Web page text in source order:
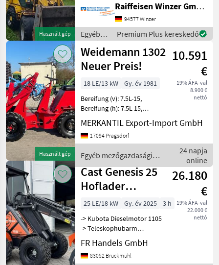
Használt gép
Reifen hinten ca. 30% Lader
ist reparaturbedürftig.
Beleuchtung,
Raiffeisen Winzer GmbH Kies und Landtechnik
94577 Winzer
Egyéb
mezőgazdasági
erőgépek
/ Wacker
Neuson
Premium Plus kereskedő
Használt gép
Weidemann 1302
Neuer Preis!
10.591
€
19% ÁFA-val
8.900 €
nettó
18 LE/13 kW
Gy. év 1981
Bereifung (v): 7.5L-15,
Bereifung (h): 7.5L-15,
Tragkraft: 700 kg,
Motorhersteller: Mitsubishi,
Motortyp: KE75, Diesel,
Zylinder Motor
MERKANTIL Export-Import GmbH
17094 Pragsdorf
Egyéb mezőgazdasági
erőgépek / Weidemann
24 napja
online
Cast Genesis 25
Hoflader
Knicklader
Kompaktlader
26.180
€
19% ÁFA-val
22.000 €
nettó
25 LE/18 kW Gy. év 2025
3 h
-> Kubota Dieselmotor 1105
-> Teleskophubarm
(Hubhöhe: 2, 75 m) -> ROPS
/ FOPS-Schutzdach -> LED-
Arbeitsscheinwerfer 2 x
FR Handels GmbH
83052 Bruckmühl